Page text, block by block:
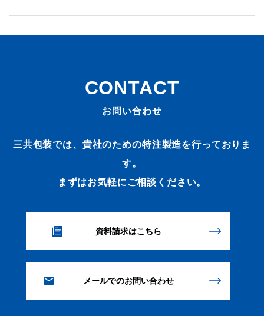
CONTACT
お問い合わせ
三共包装では、貴社のための特注製造を行っておりま
す。
まずはお気軽にご相談ください。
資料請求はこちら
メールでのお問い合わせ